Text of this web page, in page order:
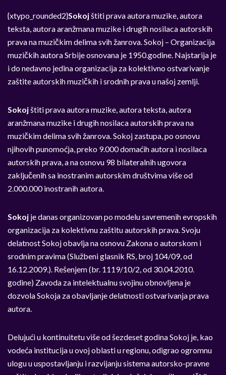
{xtypo_rounded2}Sokojštiti prava autora muzike, autora
teksta, autora aranžmana muzike i drugih nosilaca autorskih
prava na muzičkim delima svih žanrova. Sokoj – Organizacija
muzičkih autora Srbije osnovana je 1950.godine. Najstarija je
i do nedavno jedina organizacija za kolektivno ostvarivanje
zaštite autorskih muzičkih i srodnih prava u našoj zemlji.
Sokojštiti prava autora muzike, autora teksta, autora
aranžmana muzike i drugih nosilaca autorskih prava na
muzičkim delima svih žanrova. Sokoj zastupa, po osnovu
njihovih punomoćja, preko 9.000 domaćih autora i nosilaca
autorskih prava, a na osnovu 98 bilateralnih ugovora
zaključenih sa inostranim autorskim društvima više od
2.000.000 inostranih autora.
Sokoj je danas organizovan po modelu savremenih evropskih
organizacija za kolektivnu zaštitu autorskih prava. Svoju
delatnost Sokoj obavlja na osnovu Zakona o autorskom i
srodnim pravima (Službeni glasnik RS, broj 104/09, od
16.12.2009.). Rešenjem (br. 1119/10/2, od 30.04.2010.
godine) Zavoda za intelektualnu svojinu obnovljena je
dozvola Sokoja za obavljanje delatnosti ostvarivanja prava
autora.
Delujući u kontinuitetu više od šezdeset godina Sokoj je, kao
vodeća institucija u ovoj oblasti u regionu, odigrao ogromnu
ulogu u uspostavljanju i razvijanju sistema autorsko-pravne